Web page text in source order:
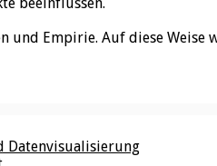
Empirie. Auf diese Weise
Datenvisualisierung